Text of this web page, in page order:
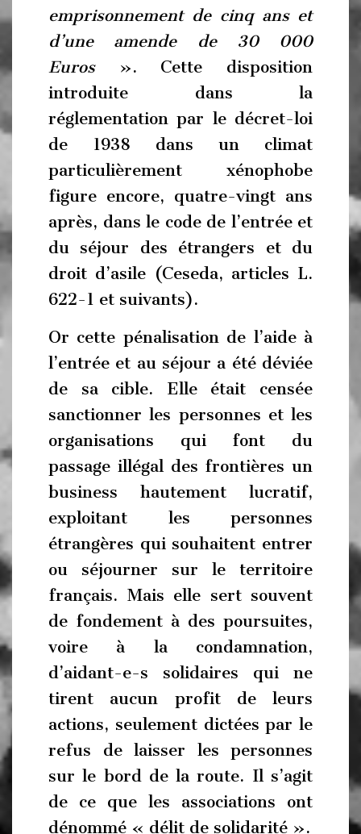
emprisonnement de cinq ans et
d’une amende de 30 000
Euros». Cette disposition
introduite dans la
réglementation par le décret-loi
de 1938 dans un climat
particulièrement xénophobe
figure encore, quatre-vingt ans
après, dans le code de l’entrée et
du séjour des étrangers et du
droit d’asile (Ceseda, articles L.
622-1 et suivants).
Or cette pénalisation de l’aide à
l’entrée et au séjour a été déviée
de sa cible. Elle était censée
sanctionner les personnes et les
organisations qui font du
passage illégal des frontières un
business hautement lucratif,
exploitant les personnes
étrangères qui souhaitent entrer
ou séjourner sur le territoire
français. Mais elle sert souvent
de fondement à des poursuites,
voire à la condamnation,
d’aidant-e-s solidaires qui ne
tirent aucun profit de leurs
actions, seulement dictées par le
refus de laisser les personnes
sur le bord de la route. Il s’agit
de ce que les associations ont
dénommé « délit de solidarité ».